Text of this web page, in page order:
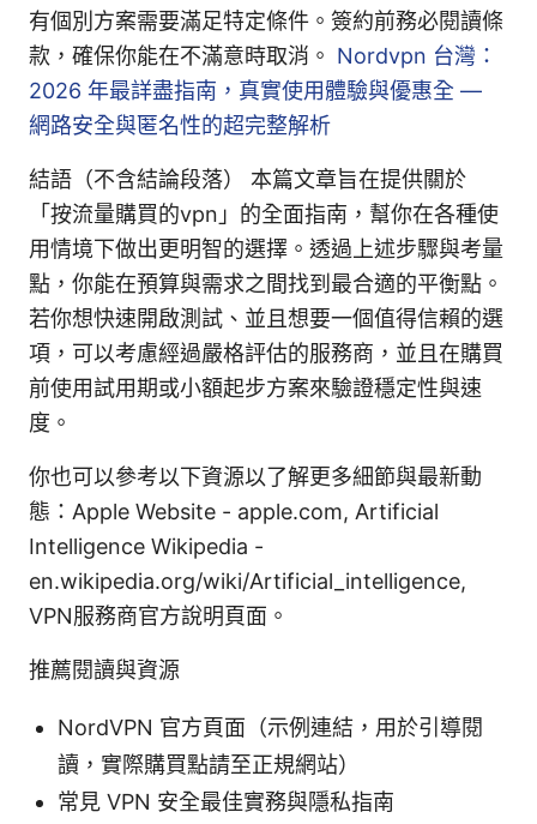
有個別方案需要滿足特定條件。簽約前務必閱讀條
款，確保你能在不滿意時取消。 Nordvpn 台灣：
2026 年最詳盡指南，真實使用體驗與優惠全 —
網路安全與匿名性的超完整解析
結語（不含結論段落） 本篇文章旨在提供關於
「按流量購買的vpn」的全面指南，幫你在各種使
用情境下做出更明智的選擇。透過上述步驟與考量
點，你能在預算與需求之間找到最合適的平衡點。
若你想快速開啟測試、並且想要一個值得信賴的選
項，可以考慮經過嚴格評估的服務商，並且在購買
前使用試用期或小額起步方案來驗證穩定性與速
度。
你也可以參考以下資源以了解更多細節與最新動
態：Apple Website - apple.com, Artificial
Intelligence Wikipedia -
en.wikipedia.org/wiki/Artificial_intelligence,
VPN服務商官方說明頁面。
推薦閱讀與資源
NordVPN 官方頁面（示例連結，用於引導閱
讀，實際購買點請至正規網站）
常見 VPN 安全最佳實務與隱私指南